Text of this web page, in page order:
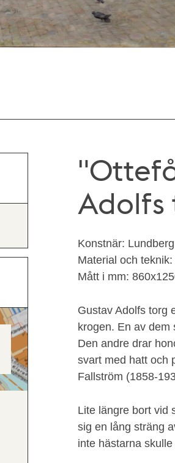
Adolfs
Konstnär:
Material och
Mått i mm:
Gustav Adolfs torg
krogen. En av dem
Den andre drar
svart med hatt och
Fallström (1858-
Lite längre bort vid
sig en lång sträng
inte hästarna skulle